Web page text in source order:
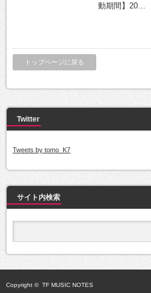
動期間】20…
トップページに戻る
Twitter
Tweets by tomo_K7
サイト内検索
Copyright © TF MUSIC NOTES